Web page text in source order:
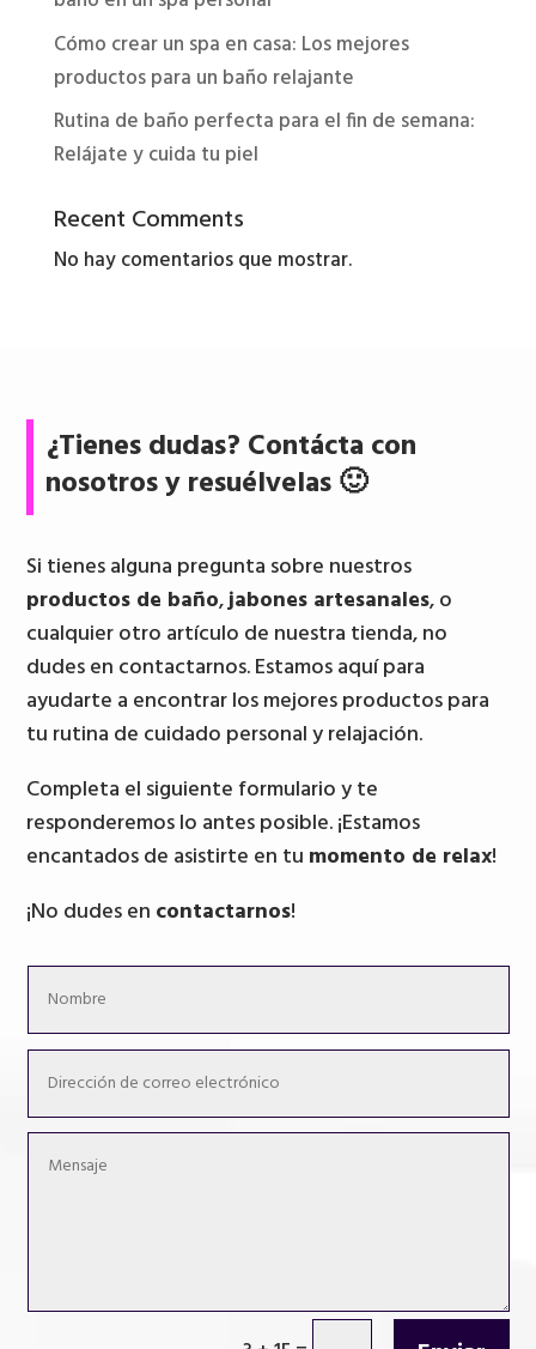
Cómo crear un spa en casa: Los mejores
productos para un baño relajante
Rutina de baño perfecta para el fin de semana:
Relájate y cuida tu piel
Recent Comments
No hay comentarios que mostrar.
¿Tienes dudas? Contácta con
nosotros y resuélvelas 🙂
Si tienes alguna pregunta sobre nuestros
productos de baño,jabones artesanales, o
cualquier otro artículo de nuestra tienda, no
dudes en contactarnos. Estamos aquí para
ayudarte a encontrar los mejores productos para
tu rutina de cuidado personal y relajación.
Completa el siguiente formulario y te
responderemos lo antes posible. ¡Estamos
encantados de asistirte en tu momento de relax!
¡No dudes en contactarnos!